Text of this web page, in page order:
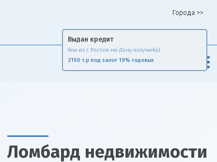
Города >>
FinRise
Ломбард недвижимости
Выдан кредит
Яна из г. Ростов-на-Дону получил(а)
2150 т.р под залог 19% годовых